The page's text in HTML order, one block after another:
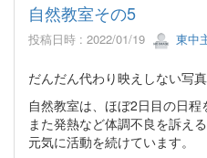
自然教室その5
投稿日時 : 2022/01/19 東中
だんだん代わり映えしない写
自然教室は、ほぼ2日目の日程
また発熱など体調不良を訴え
元気に活動を続けています。